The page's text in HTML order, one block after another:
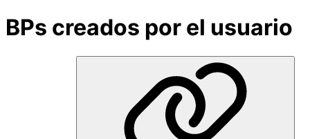
BPs creados por el usuario